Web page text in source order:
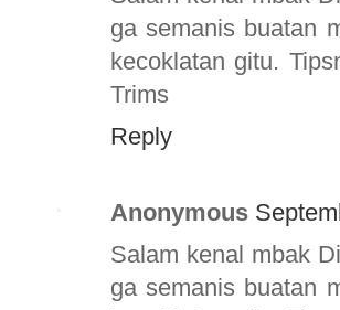
ga semanis buatan
kecoklatan gitu.
Trims
Reply
Anonymous
Salam kenal mbak
ga semanis buatan